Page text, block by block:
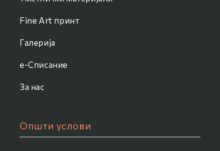
Fine Art принт
Галерија
e-Списание
За нас
Општи услови